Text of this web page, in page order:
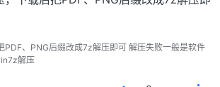
PDF、PNG后缀改成7z解压即可 解压失败一般是软件
解压